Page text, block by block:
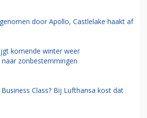
door Apollo, Castlelake haakt af
komende winter weer
zonbestemmingen
Class? Bij Lufthansa kost dat